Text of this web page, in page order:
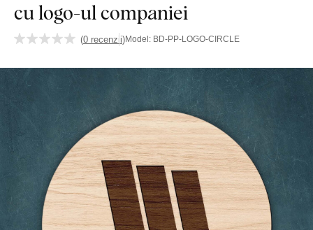
cu logo-ul companiei
(0 recenzii)Model: BD-PP-LOGO-CIRCLE